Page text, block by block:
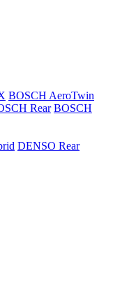
BOSCH AeroTwin
Rear BOSCH
DENSO Rear